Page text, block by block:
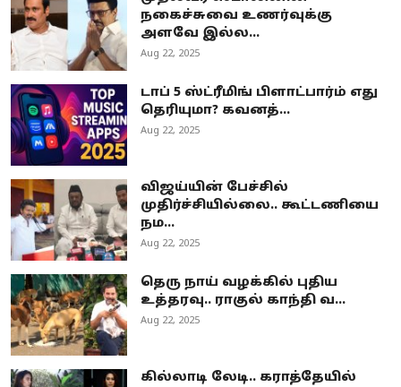
நகைச்சுவை உணர்வுக்கு
அளவே இல்ல...
Aug 22, 2025
டாப் 5 ஸ்ட்ரீமிங் பிளாட்பார்ம் எது
தெரியுமா? கவனத்...
Aug 22, 2025
விஜய்யின் பேச்சில்
முதிர்ச்சியில்லை.. கூட்டணியை
நம...
Aug 22, 2025
தெரு நாய் வழக்கில் புதிய
உத்தரவு.. ராகுல் காந்தி வ...
Aug 22, 2025
கில்லாடி லேடி.. கராத்தேயில்